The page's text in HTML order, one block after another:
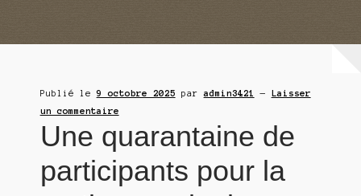
Publié le9 octobre 2025 paradmin3421 — Laisser
un commentaire
Une quarantaine de
participants pour la